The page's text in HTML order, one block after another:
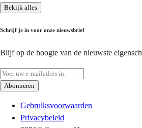
Bekijk alles
Schrijf je in voor onze nieuwsbrief
Blijf op de hoogte van de nieuwste
Abonneren
Gebruiksvoorwaarden
Privacybeleid